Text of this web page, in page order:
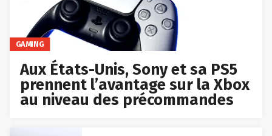
GAMING
Aux États-Unis, Sony et sa PS5
prennent l’avantage sur la Xbox
au niveau des précommandes